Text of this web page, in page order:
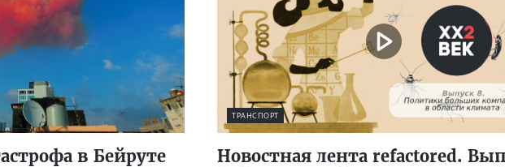
в Бейруте
ТРАНСПОРТ
Новостная лента refactored.